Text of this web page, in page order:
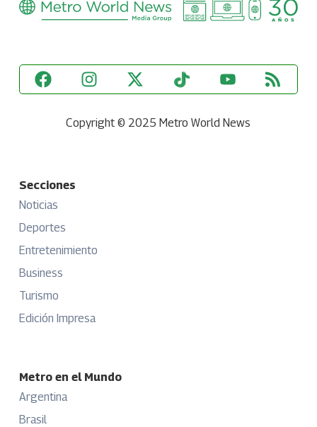
Copyright © 2025 Metro World News
Secciones
Noticias
Deportes
Entretenimiento
Business
Turismo
Edición Impresa
Metro en el Mundo
Argentina
Brasil